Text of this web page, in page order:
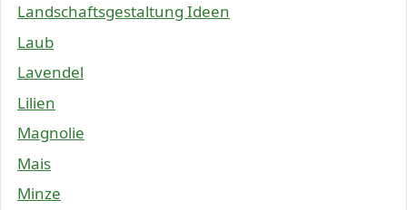
Landschaftsgestaltung Ideen
Laub
Lavendel
Lilien
Magnolie
Mais
Minze